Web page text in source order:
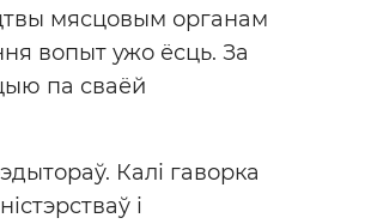
мясцовым органам
вопыт ужо ёсць. За
па сваёй
Калі гаворка
і